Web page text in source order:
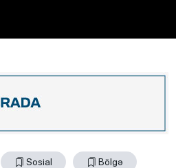
Sosial Bölgə